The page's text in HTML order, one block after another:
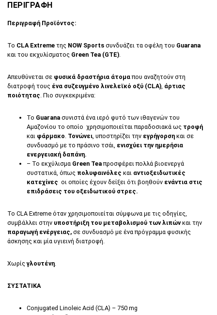
ΠΕΡΙΓΡΑΦΗ
Περιγραφή Προϊόντος:
Το CLA Extreme της NOW Sports συνδυάζει τα οφέλη του Guarana
και του εκχυλίσματος Green Tea (GTE).
Απευθύνεται σε φυσικά δραστήρια άτομαπου αναζητούν στη
διατροφή τους ένα συζευγμένο λινελεϊκό οξύ (CLA), άρτιας
ποιότητας. Πιο συγκεκριμένα:
Το Guarana συνιστά ένα ιερό φυτό των ιθαγενών του
Αμαζονίου το οποίο χρησιμοποιείται παραδοσιακά ως τροφή
και φάρμακο. Τονώνει, υποστηρίζει την εγρήγορση και σε
συνδυασμό με το πράσινο τσάι, ενισχύει την ημερήσια
ενεργειακή δαπάνη.
– Το εκχύλισμα Green Teaπροσφέρει πολλά βιοενεργά
συστατικά, όπως πολυφαινόλες και αντιοξειδωτικές
κατεχίνες οι οποίες έχουν δείξει ότι βοηθούν ενάντια στις
επιδράσεις του οξειδωτικού στρες.
Το CLA Extreme όταν χρησιμοποιείται σύμφωνα με τις οδηγίες,
συμβάλλει στην υποστήριξη του μεταβολισμού των λιπώνκαι την
παραγωγή ενέργειας, σε συνδυασμό με ένα πρόγραμμα φυσικής
άσκησης και μία υγιεινή διατροφή.
Χωρίς γλουτένη.
ΣΥΣΤΑΤΙΚΑ
Conjugated Linoleic Acid (CLA) – 750 mg